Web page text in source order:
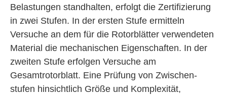
Belastungen standhalten, erfolgt die Zertifizierung
in zwei Stufen. In der ersten Stufe ermitteln
Versuche an dem für die Rotorblätter verwendeten
Material die mechanischen Eigenschaften. In der
zweiten Stufe erfolgen Versuche am
Gesamtrotorblatt. Eine Prüfung von Zwischen­
stufen hinsichtlich Größe und Komplexität,